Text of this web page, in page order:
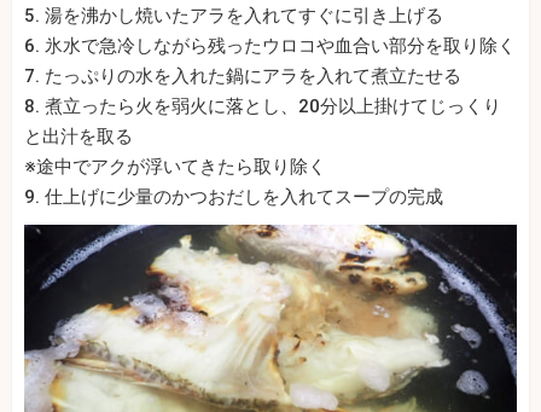
5. 湯を沸かし焼いたアラを入れてすぐに引き上げる
6. 氷水で急冷しながら残ったウロコや血合い部分を取り除く
7. たっぷりの水を入れた鍋にアラを入れて煮立たせる
8. 煮立ったら火を弱火に落とし、20分以上掛けてじっくり
と出汁を取る
※途中でアクが浮いてきたら取り除く
9. 仕上げに少量のかつおだしを入れてスープの完成